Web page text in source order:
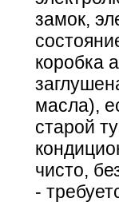
замок,
коробка
масла),
старой
чисто,
-